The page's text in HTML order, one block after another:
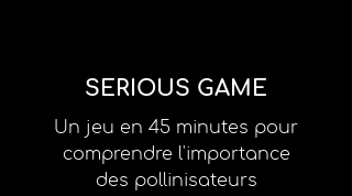
SERIOUS GAME
Un jeu en 45 minutes pour
comprendre l'importance
des pollinisateurs